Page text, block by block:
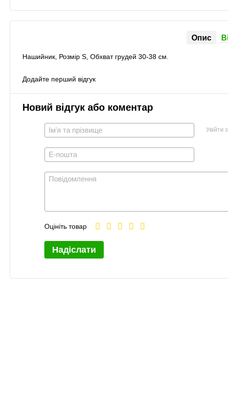
Опис
Нашийник, Розмір S, Обхват грудей 30-38 см.
Додайте перший відгук
Новий відгук або коментар
Увійти
Оцініть товар
Надіслати